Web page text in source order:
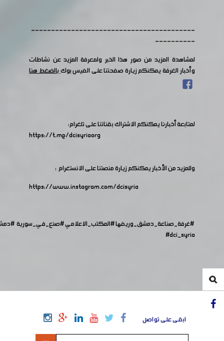
-----------------------------------------
----------
لمشاهدة المزيد من صور هذا الخبر ولمعرفة المزيد عن نشاطات
وأخبار الغرفة يمكنكم زيارة صفحتنا على الفيس بوكبالضغط هنا
لمتابعة أخبارنا يمكنكم الاشتراك بقناتنا على تلغرام:
https://t.me/dcisyriaorg
وللمزيد من الأخبار يمكنكم زيارة منصتنا على الانستغرام :
https://www.instagram.com/dcisyria​
#غرفة_صناعة_دمشق_وريفها#المكتب_الاعلامي#صنع_في_سورية
#dci_syria
ابقى على تواصل